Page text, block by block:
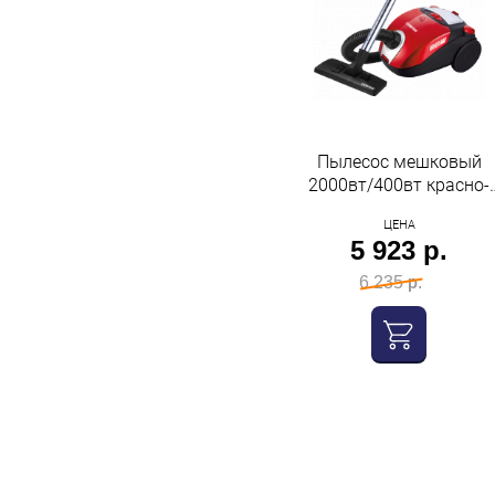
Пылесос мешковый
2000вт/400вт красно-
ЦЕНА
5 923 р.
6 235 р.